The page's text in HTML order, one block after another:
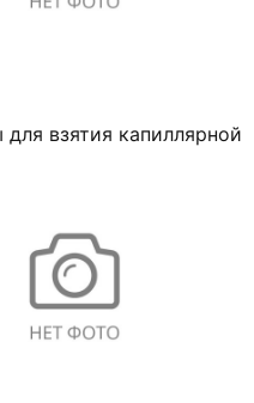
взятия капиллярной